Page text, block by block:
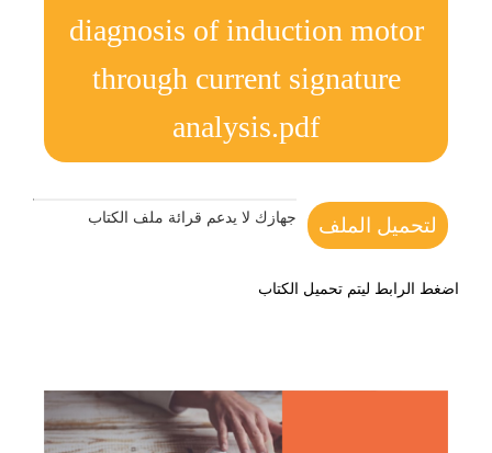
diagnosis of induction motor
through current signature
analysis.pdf
لتحميل الملف جهازك لا يدعم قرائة ملف الكتاب
اضغط الرابط ليتم تحميل الكتاب